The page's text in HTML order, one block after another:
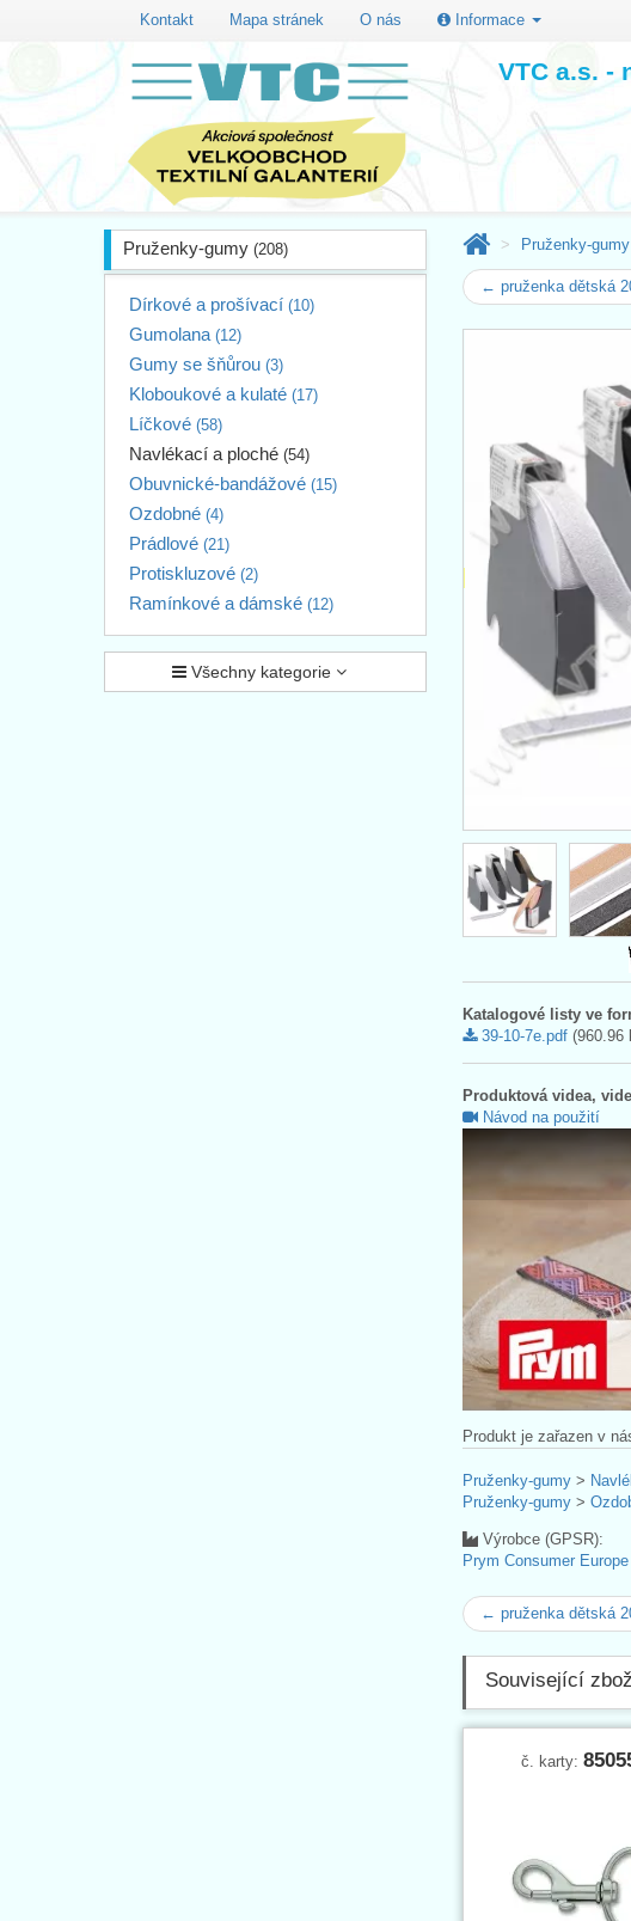
Kontakt Mapa stránek O nás Informace
VTC a.s. -
Pruženky-gumy (208)
Dírkové a prošívací (10)
Gumolana (12)
Gumy se šňůrou (3)
Kloboukové a kulaté (17)
Líčkové (58)
Navlékací a ploché (54)
Obuvnické-bandážové (15)
Ozdobné (4)
Prádlové (21)
Protiskluzové (2)
Ramínkové a dámské (12)
Všechny kategorie
Pruženky-gumy
← pruženka dětská
Katalogové listy ve
39-10-7e.pdf (960.96
Produktová videa,
Návod na použití
Produkt je zařazen v
Pruženky-gumy >
Pruženky-gumy >
Výrobce (GPSR):
Prym Consumer Europe
← pruženka dětská
Související
č. karty: